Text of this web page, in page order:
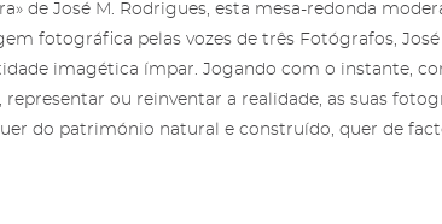
de José M. Rodrigues, esta mesa-redonda
fotográfica pelas vozes de três Fotógrafos,
imagética ímpar. Jogando com o instante,
ou reinventar a realidade, as suas
do património natural e construído, quer de